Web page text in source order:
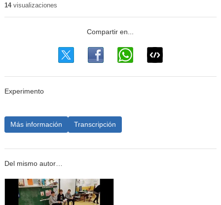
14visualizaciones
Experimento
Más información Transcripción
Del mismo autor…